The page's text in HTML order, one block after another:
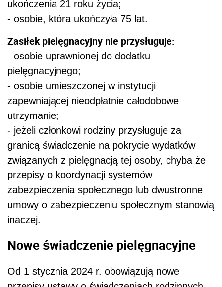
ukończenia 21 roku życia;
- osobie, która ukończyła 75 lat.
Zasiłek pielęgnacyjny nie przysługuje:
- osobie uprawnionej do dodatku
pielęgnacyjnego;
- osobie umieszczonej w instytucji
zapewniającej nieodpłatnie całodobowe
utrzymanie;
- jeżeli członkowi rodziny przysługuje za
granicą świadczenie na pokrycie wydatków
związanych z pielęgnacją tej osoby, chyba że
przepisy o koordynacji systemów
zabezpieczenia społecznego lub dwustronne
umowy o zabezpieczeniu społecznym stanowią
inaczej.
Nowe świadczenie pielęgnacyjne
Od 1 stycznia 2024 r. obowiązują nowe